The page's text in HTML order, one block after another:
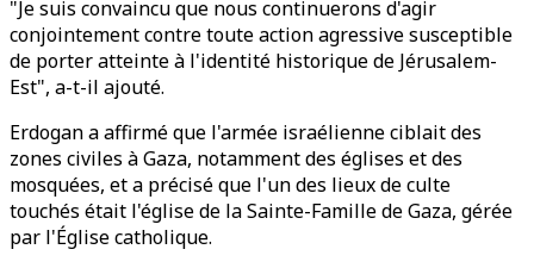
"Je suis convaincu que nous continuerons d'agir
conjointement contre toute action agressive susceptible
de porter atteinte à l'identité historique de Jérusalem-
Est", a-t-il ajouté.
Erdogan a affirmé que l'armée israélienne ciblait des
zones civiles à Gaza, notamment des églises et des
mosquées, et a précisé que l'un des lieux de culte
touchés était l'église de la Sainte-Famille de Gaza, gérée
par l'Église catholique.